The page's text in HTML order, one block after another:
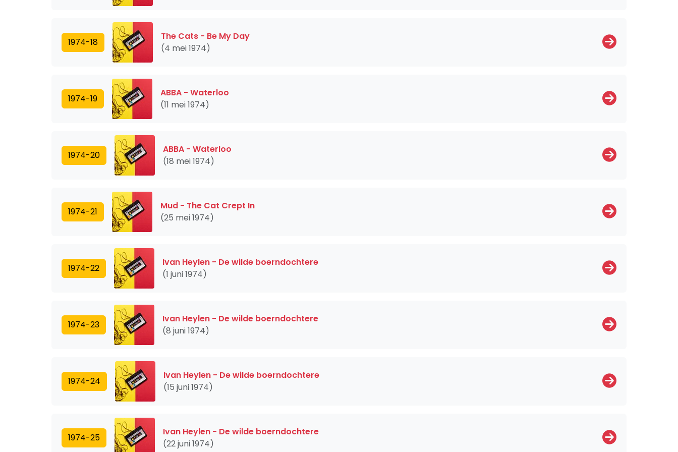
1974-18
The Cats - Be My Day
(4 mei 1974)
1974-19
ABBA - Waterloo
(11 mei 1974)
1974-20
ABBA - Waterloo
(18 mei 1974)
1974-21
Mud - The Cat Crept In
(25 mei 1974)
1974-22
Ivan Heylen - De wilde boerndochtere
(1 juni 1974)
1974-23
Ivan Heylen - De wilde boerndochtere
(8 juni 1974)
1974-24
Ivan Heylen - De wilde boerndochtere
(15 juni 1974)
1974-25
Ivan Heylen - De wilde boerndochtere
(22 juni 1974)